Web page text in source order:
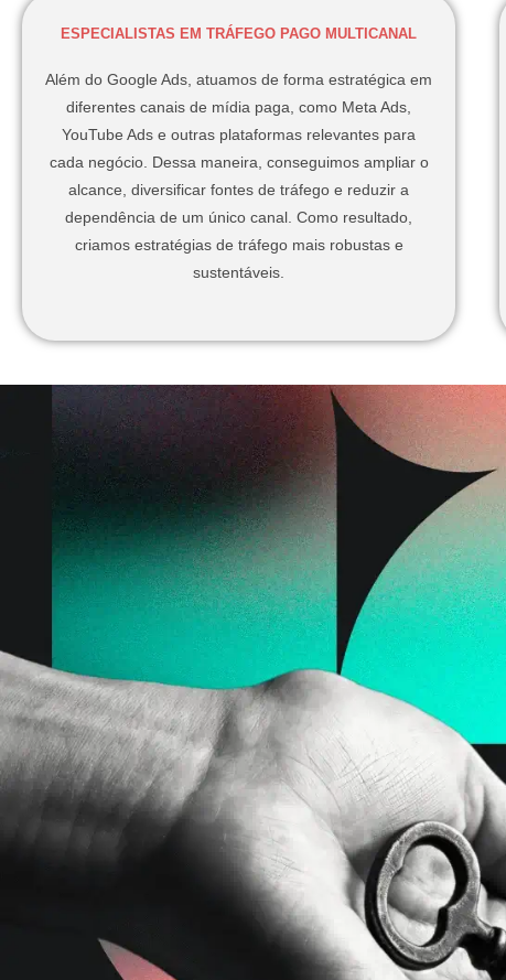
ESPECIALISTAS EM TRÁFEGO PAGO MULTICANAL
Além do Google Ads, atuamos de forma estratégica em
diferentes canais de mídia paga, como Meta Ads,
YouTube Ads e outras plataformas relevantes para
cada negócio. Dessa maneira, conseguimos ampliar o
alcance, diversificar fontes de tráfego e reduzir a
dependência de um único canal. Como resultado,
criamos estratégias de tráfego mais robustas e
sustentáveis.